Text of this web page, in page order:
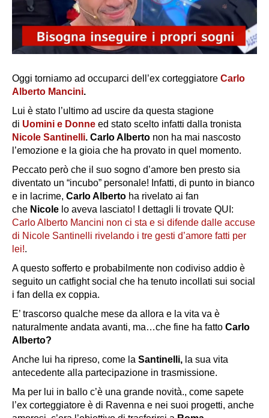
Oggi torniamo ad occuparci dell’ex corteggiatore Carlo
Alberto Mancini.
Lui è stato l’ultimo ad uscire da questa stagione
di Uomini e Donne ed stato scelto infatti dalla tronista
Nicole Santinelli. Carlo Alberto non ha mai nascosto
l’emozione e la gioia che ha provato in quel momento.
Peccato però che il suo sogno d’amore ben presto sia
diventato un “incubo” personale! Infatti, di punto in bianco
e in lacrime, Carlo Alberto ha rivelato ai fan
che Nicole lo aveva lasciato! I dettagli li trovate QUI:
Carlo Alberto Mancini non ci sta e si difende dalle accuse
di Nicole Santinelli rivelando i tre gesti d’amore fatti per
lei!.
A questo sofferto e probabilmente non codiviso addio è
seguito un catfight social che ha tenuto incollati sui social
i fan della ex coppia.
E’ trascorso qualche mese da allora e la vita va è
naturalmente andata avanti, ma…che fine ha fatto Carlo
Alberto?
Anche lui ha ripreso, come la Santinelli, la sua vita
antecedente alla partecipazione in trasmissione.
Ma per lui in ballo c’è una grande novità., come sapete
l’ex corteggiatore è di Ravenna e nei suoi progetti, anche